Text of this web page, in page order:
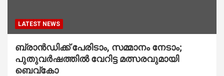
LATEST NEWS
ബ്രാൻഡിക്ക് പേരിടാം, സമ്മാനം നേടാം;
പുതുവർഷത്തിൽ വേറിട്ട മത്സരവുമായി
ബെവ്‌കോ